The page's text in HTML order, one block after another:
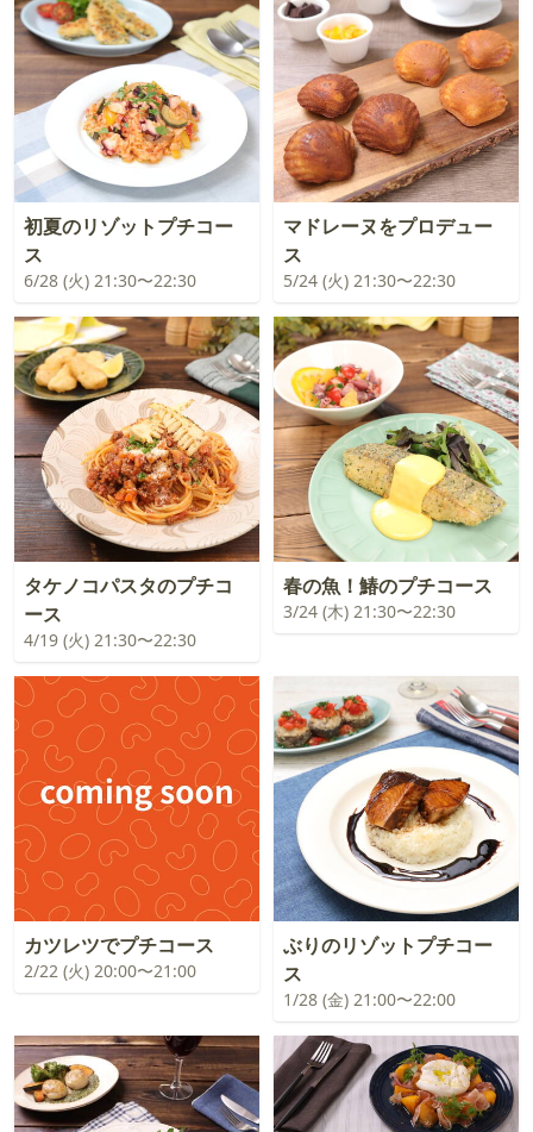
初夏のリゾットプチコー
ス
6/28 (火) 21:30〜22:30
マドレーヌをプロデュー
ス
5/24 (火) 21:30〜22:30
タケノコパスタのプチコ
ース
4/19 (火) 21:30〜22:30
春の魚！鰆のプチコース
3/24 (木) 21:30〜22:30
カツレツでプチコース
2/22 (火) 20:00〜21:00
ぶりのリゾットプチコー
ス
1/28 (金) 21:00〜22:00